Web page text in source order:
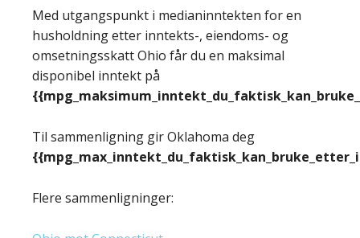
Med utgangspunkt i medianinntekten for en
husholdning etter inntekts-, eiendoms- og
omsetningsskatt Ohio får du en maksimal
disponibel inntekt på
Til sammenligning gir Oklahoma deg
Flere sammenligninger: